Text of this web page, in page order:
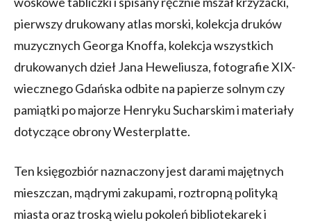
pierwszy drukowany atlas morski, kolekcja druków
muzycznych Georga Knoffa, kolekcja wszystkich
drukowanych dzieł Jana Heweliusza, fotografie XIX-
wiecznego Gdańska odbite na papierze solnym czy
pamiątki po majorze Henryku Sucharskim i materiały
dotyczące obrony Westerplatte.
Ten księgozbiór naznaczony jest darami majętnych
mieszczan, mądrymi zakupami, roztropną polityką
miasta oraz troską wielu pokoleń bibliotekarek i